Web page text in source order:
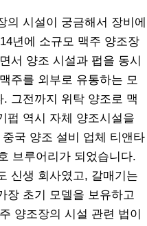
의 시설이 궁금해서 장비에
년에 소규모 맥주 양조장
서 양조 시설과 펍을 동시
주를 외부로 유통하는 모
그전까지 위탁 양조로 맥
펍 역시 자체 양조시설을
국 양조 설비 업체 티앤타
브루어리가 되었습니다.
신생 회사였고, 갈매기는
장 초기 모델을 보유하고
양조장의 시설 관련 법이